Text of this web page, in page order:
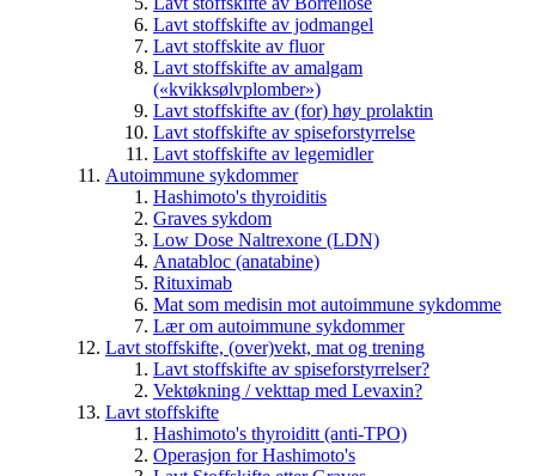
Lavt stoffskifte av jodmangel
Lavt stoffskite av fluor
Lavt stoffskifte av amalgam
(«kvikksølvplomber»)
Lavt stoffskifte av (for) høy prolaktin
Lavt stoffskifte av spiseforstyrrelse
Lavt stoffskifte av legemidler
Autoimmune sykdommer
Hashimoto's thyroiditis
Graves sykdom
Low Dose Naltrexone (LDN)
Anatabloc (anatabine)
Rituximab
Mat som medisin mot autoimmune sykdomme
Lær om autoimmune sykdommer
Lavt stoffskifte, (over)vekt, mat og trening
Lavt stoffskifte av spiseforstyrrelser?
Vektøkning / vekttap med Levaxin?
Lavt stoffskifte
Hashimoto's thyroiditt (anti-TPO)
Operasjon for Hashimoto's